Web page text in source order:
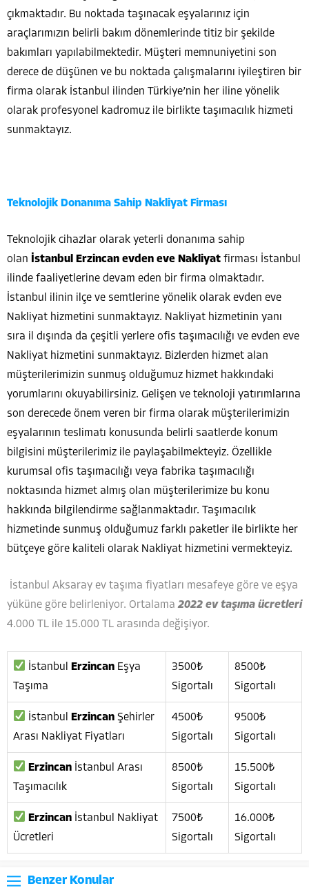
çıkmaktadır. Bu noktada taşınacak eşyalarınız için
araçlarımızın belirli bakım dönemlerinde titiz bir şekilde
bakımları yapılabilmektedir. Müşteri memnuniyetini son
derece de düşünen ve bu noktada çalışmalarını iyileştiren bir
firma olarak İstanbul ilinden Türkiye’nin her iline yönelik
olarak profesyonel kadromuz ile birlikte taşımacılık hizmeti
sunmaktayız.
Teknolojik Donanıma Sahip Nakliyat Firması
Teknolojik cihazlar olarak yeterli donanıma sahip
olan
İstanbul Erzincan evden eve Nakliyat firması İstanbul
ilinde faaliyetlerine devam eden bir firma olmaktadır.
İstanbul ilinin ilçe ve semtlerine yönelik olarak evden eve
Nakliyat hizmetini sunmaktayız. Nakliyat hizmetinin yanı
sıra il dışında da çeşitli yerlere ofis taşımacılığı ve evden eve
Nakliyat hizmetini sunmaktayız. Bizlerden hizmet alan
müşterilerimizin sunmuş olduğumuz hizmet hakkındaki
yorumlarını okuyabilirsiniz. Gelişen ve teknoloji yatırımlarına
son derecede önem veren bir firma olarak müşterilerimizin
eşyalarının teslimatı konusunda belirli saatlerde konum
bilgisini müşterilerimiz ile paylaşabilmekteyiz. Özellikle
kurumsal ofis taşımacılığı veya fabrika taşımacılığı
noktasında hizmet almış olan müşterilerimize bu konu
hakkında bilgilendirme sağlanmaktadır. Taşımacılık
hizmetinde sunmuş olduğumuz farklı paketler ile birlikte her
bütçeye göre kaliteli olarak Nakliyat hizmetini vermekteyiz.
İstanbul Aksaray ev taşıma fiyatları mesafeye göre ve eşya
yüküne göre belirleniyor. Ortalama2022 ev taşıma ücretleri
4.000 TL ile 15.000 TL arasında değişiyor.
İstanbul Erzincan Eşya
Taşıma
3500₺
Sigortalı
8500₺
Sigortalı
İstanbul ErzincanŞehirler
Arası Nakliyat Fiyatları
4500₺
Sigortalı
9500₺
Sigortalı
Erzincan İstanbul Arası
Taşımacılık
8500₺
Sigortalı
15.500₺
Sigortalı
Erzincan İstanbul Nakliyat
Ücretleri
7500₺
Sigortalı
16.000₺
Sigortalı
Benzer Konular